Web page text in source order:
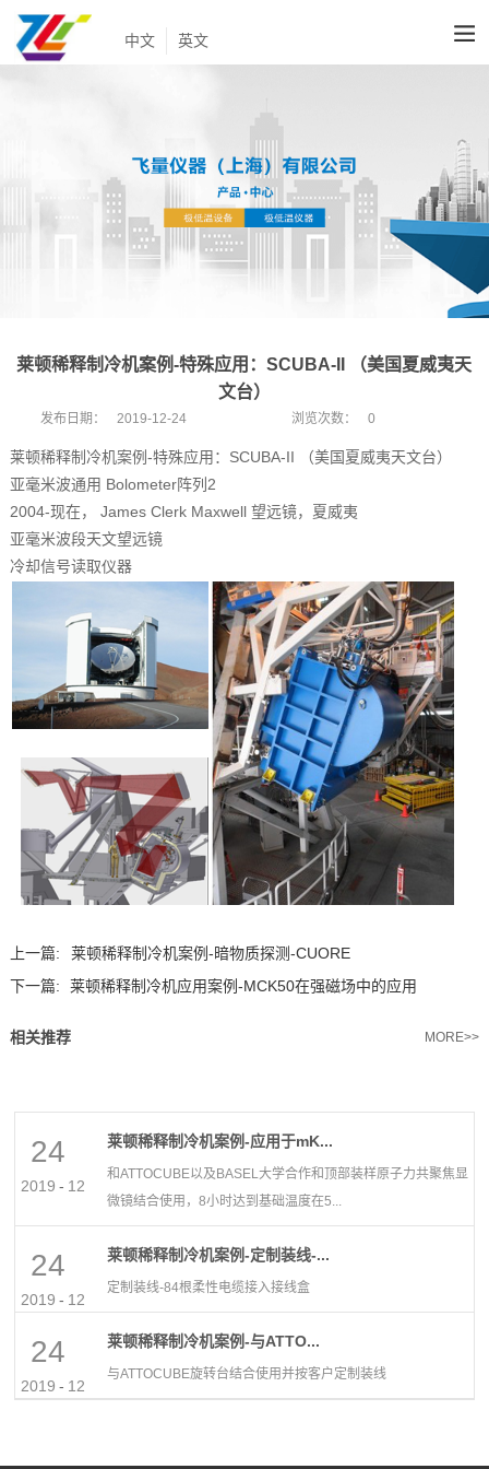
中文 英文
莱顿稀释制冷机案例-特殊应用：SCUBA-II （美国夏威夷天
文台）
发布日期： 2019-12-24 浏览次数： 0
莱顿稀释制冷机案例-特殊应用：SCUBA-II （美国夏威夷天文台）
亚毫米波通用 Bolometer阵列2
2004-现在， James Clerk Maxwell 望远镜，夏威夷
亚毫米波段天文望远镜
冷却信号读取仪器
上一篇:
莱顿稀释制冷机案例-暗物质探测-CUORE
下一篇:
莱顿稀释制冷机应用案例-MCK50在强磁场中的应用
相关推荐 MORE>>
2019 12
24
-
莱顿稀释制冷机案例-应用于mK...
和ATTOCUBE以及BASEL大学合作和顶部装样原子力共聚焦显
微镜结合使用，8小时达到基础温度在5...
2019 12
24
-
莱顿稀释制冷机案例-定制装线-...
定制装线-84根柔性电缆接入接线盒
2019 12
24
-
莱顿稀释制冷机案例-与ATTO...
与ATTOCUBE旋转台结合使用并按客户定制装线